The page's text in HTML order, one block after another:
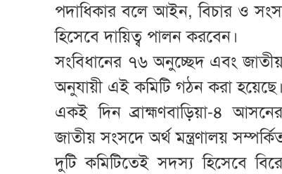
পদাধিকার বলে আইন, বিচার ও
হিসেবে দায়িত্ব পালন করবেন।
সংবিধানের ৭৬ অনুচ্ছেদ এবং
অনুযায়ী এই কমিটি গঠন করা হয়েছে।
একই দিন ব্রাহ্মণবাড়িয়া-৪
জাতীয় সংসদে অর্থ মন্ত্রণালয়
দুটি কমিটিতেই সদস্য হিসেবে